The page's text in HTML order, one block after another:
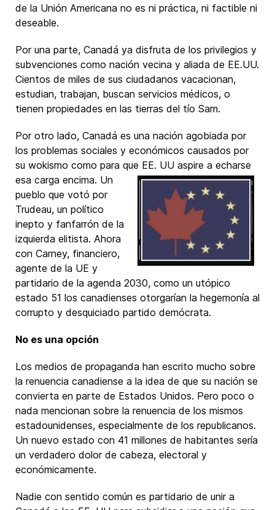
de la Unión Americana no es ni práctica, ni factible ni
deseable.
Por una parte, Canadá ya disfruta de los privilegios y
subvenciones como nación vecina y aliada de EE.UU.
Cientos de miles de sus ciudadanos vacacionan,
estudian, trabajan, buscan servicios médicos, o
tienen propiedades en las tierras del tío Sam.
Por otro lado, Canadá es una nación agobiada por
los problemas sociales y económicos causados por
su wokismo como para que EE. UU aspire a echarse
esa carga encima. Un
pueblo que votó por
Trudeau, un político
inepto y fanfarrón de la
izquierda elitista. Ahora
con Carney, financiero,
agente de la UE y
partidario de la agenda 2030, como un utópico
estado 51 los canadienses otorgarían la hegemonía al
corrupto y desquiciado partido demócrata.
No es una opción
Los medios de propaganda han escrito mucho sobre
la renuencia canadiense a la idea de que su nación se
convierta en parte de Estados Unidos. Pero poco o
nada mencionan sobre la renuencia de los mismos
estadounidenses, especialmente de los republicanos.
Un nuevo estado con 41 millones de habitantes sería
un verdadero dolor de cabeza, electoral y
económicamente.
Nadie con sentido común es partidario de unir a